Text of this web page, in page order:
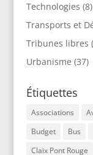
Technologies (8)
Transports et
Tribunes libres
Urbanisme (37)
Étiquettes
Associations
Budget
Bus
Claix Pont Rouge